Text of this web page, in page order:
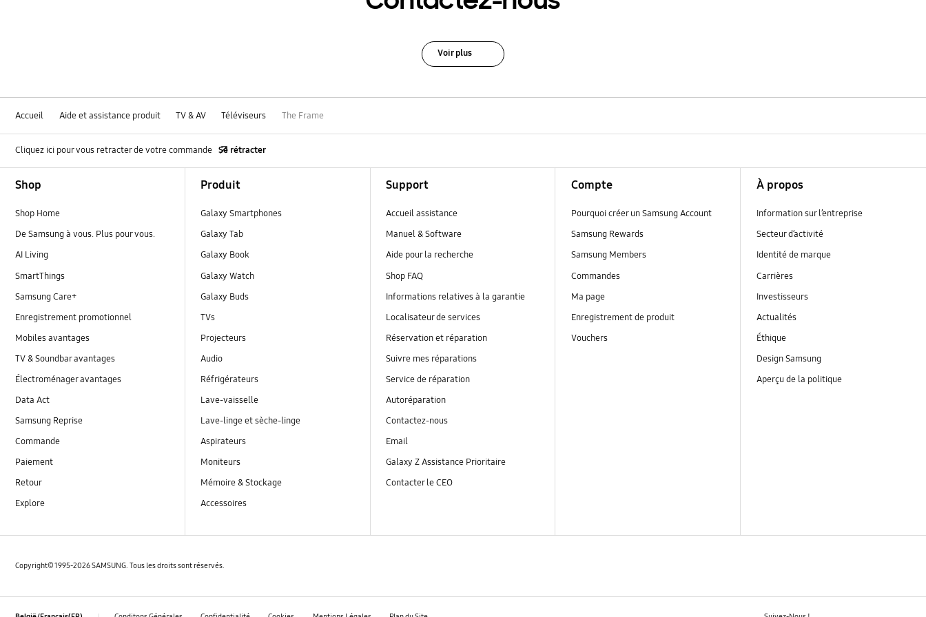
Media
TV_Autres
OT_Others
Voir plus
Accueil Aide et assistance produit TV & AV Téléviseurs The Frame
Cliquez ici pour vous retracter de votre commande Se rétracter
Shop
Shop Home
De Samsung à vous. Plus pour vous.
AI Living
SmartThings
Samsung Care+
Enregistrement promotionnel
Mobiles avantages
TV & Soundbar avantages
Électroménager avantages
Data Act
Samsung Reprise
Commande
Paiement
Retour
Explore
Produit
Galaxy Smartphones
Galaxy Tab
Galaxy Book
Galaxy Watch
Galaxy Buds
TVs
Projecteurs
Audio
Réfrigérateurs
Lave-vaisselle
Lave-linge et sèche-linge
Aspirateurs
Moniteurs
Mémoire & Stockage
Accessoires
Support
Accueil assistance
Manuel & Software
Aide pour la recherche
Shop FAQ
Informations relatives à la garantie
Localisateur de services
Réservation et réparation
Suivre mes réparations
Service de réparation
Autoréparation
Contactez-nous
Email
Galaxy Z Assistance Prioritaire
Contacter le CEO
Compte
Pourquoi créer un Samsung Account
Samsung Rewards
Samsung Members
Commandes
Ma page
Enregistrement de produit
Vouchers
À propos
Information sur l’entreprise
Secteur d’activité
Identité de marque
Carrières
Investisseurs
Actualités
Éthique
Design Samsung
Aperçu de la politique
Copyright© 1995-2026 SAMSUNG. Tous les droits sont réservés.